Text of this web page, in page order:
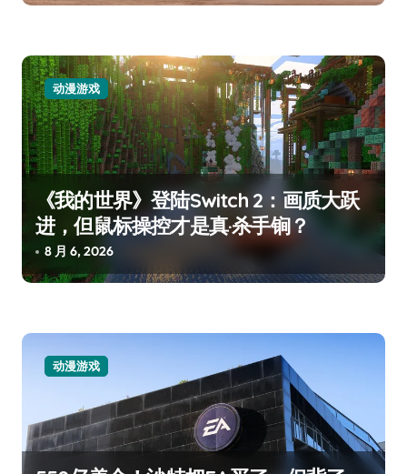
动漫游戏
《我的世界》登陆Switch 2：画质大跃
进，但鼠标操控才是真·杀手锏？
8 月 6, 2026
动漫游戏